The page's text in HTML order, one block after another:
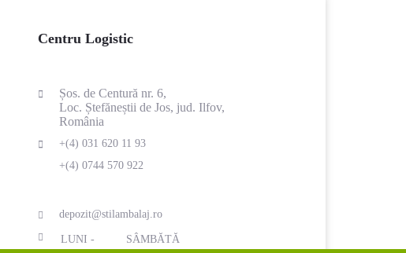
Centru Logistic
Șos. de Centură nr. 6,
Loc. Ștefăneștii de Jos, jud. Ilfov,
România
+(4) 031 620 11 93
+(4) 0744 570 922
depozit@stilambalaj.ro
LUNI - SÂMBĂTĂ